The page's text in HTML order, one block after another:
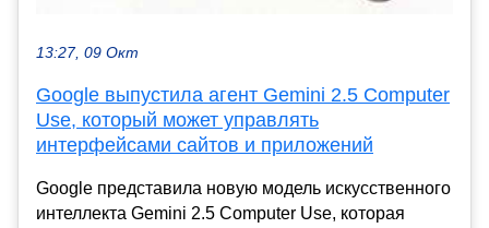
13:27, 09 Окт
Google выпустила агент Gemini 2.5 Computer
Use, который может управлять
интерфейсами сайтов и приложений
Google представила новую модель искусственного
интеллекта Gemini 2.5 Computer Use, которая